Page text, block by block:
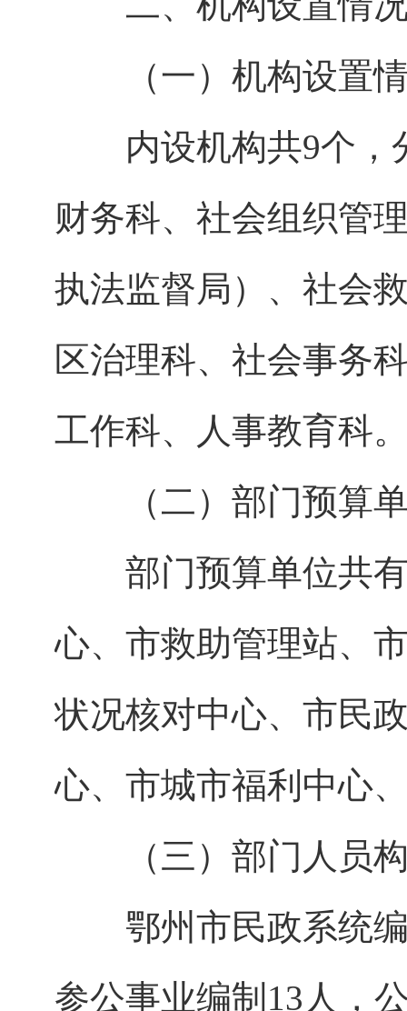
（一）机构设置
内设机构共9个，
财务科、社会组织管
执法监督局）、社会
区治理科、社会事务
工作科、人事教育科
（二）部门预算单
部门预算单位共有
心、市救助管理站、
状况核对中心、市民
心、市城市福利中心
（三）部门人员
鄂州市民政系统编
参公事业编制13人，